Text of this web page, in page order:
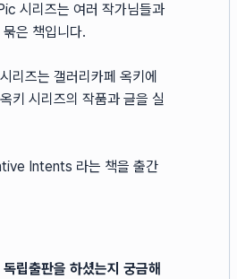
시리즈는 여러 작가님들과
은 책입니다.
리즈는 갤러리카페 옥키에
키 시리즈의 작품과 글을 실
Intents 라는 책을 출간
립출판을 하셨는지 궁금해